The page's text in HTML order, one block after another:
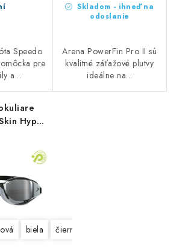
Speedo
pre
a...
Skladom - ihneď na
odoslanie
Arena PowerFin Pro II sú
kvalitné záťažové plutvy
ideálne na...
Hyper
biela čierna